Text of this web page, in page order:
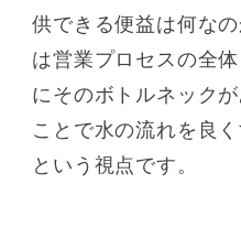
供できる便益は何な
は営業プロセスの全
にそのボトルネック
ことで水の流れを良
という視点です。